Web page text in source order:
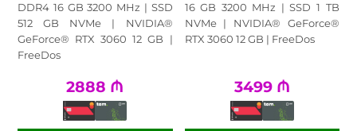
DDR4 16 GB 3200 MHz | SSD
512 GB NVMe | NVIDIA®
GeForce® RTX 3060 12 GB |
FreeDos
2888 ₼
16 GB 3200 MHz | SSD 1 TB
NVMe | NVIDIA® GeForce®
RTX 3060 12 GB | FreeDos
3499 ₼